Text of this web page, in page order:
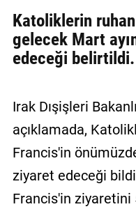
Künye
İletişim
Sözleşmesi
Kullanıcı
Sözleşmesi
Katoliklerin
gelecek Mart
edeceği belirtildi.
Irak Dışişleri
açıklamada,
Francis'in
ziyaret edeceği
Francis'in ziyaretini